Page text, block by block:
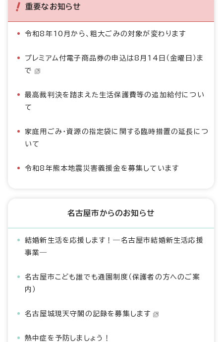
重要なお知らせ
令和8年10月から、粗大ごみの対象が変わります
プレミアム付電子商品券の申込は8月14日（金曜日）ま
で
最高裁判決を踏まえた生活保護費等の追加給付につい
て
家庭用ごみ・資源の指定袋に関する臨時措置の延長につ
いて
令和8年熊本地震災害義援金を募集しています
名古屋市からのお知らせ
結婚新生活を応援します！―名古屋市結婚新生活応援
事業―
名古屋市こども誰でも通園制度（保護者の方へのご案
内）
名古屋城現天守閣の記録を募集します
熱中症を予防しましょう！